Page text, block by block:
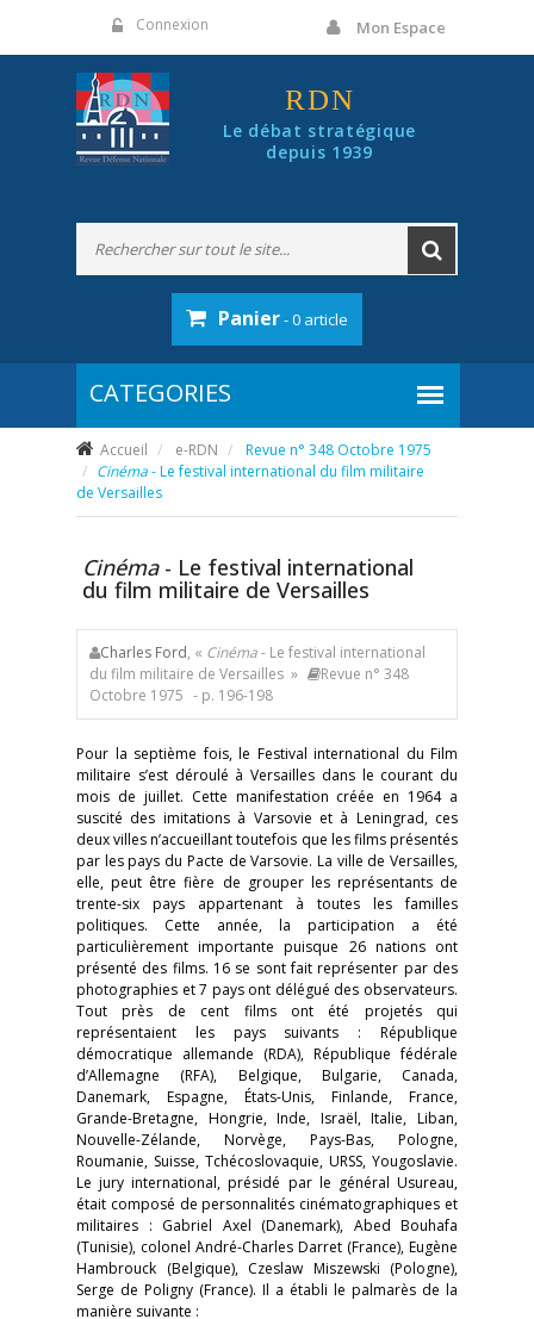
Connexion Mon Espace
RDN
Le débat stratégique
depuis 1939
Panier- 0 article
Accueil e-RDN
Revue n° 348 Octobre 1975
Cinéma- Le festival international du film militaire
de Versailles
Cinéma - Le festival international
du film militaire de Versailles
Charles Ford, « Cinéma- Le festival international
du film militaire de Versailles »
Revue n° 348
Octobre 1975 - p. 196-198
Pour la septième fois, le Festival international du Film
militaire s’est déroulé à Versailles dans le courant du
mois de juillet. Cette manifestation créée en 1964 a
suscité des imitations à Varsovie et à Leningrad, ces
deux villes n’accueillant toutefois que les films présentés
par les pays du Pacte de Varsovie. La ville de Versailles,
elle, peut être fière de grouper les représentants de
trente-six pays appartenant à toutes les familles
politiques. Cette année, la participation a été
particulièrement importante puisque 26 nations ont
présenté des films. 16 se sont fait représenter par des
photographies et 7 pays ont délégué des observateurs.
Tout près de cent films ont été projetés qui
représentaient les pays suivants : République
démocratique allemande (RDA), République fédérale
d’Allemagne (RFA), Belgique, Bulgarie, Canada,
Danemark, Espagne, États-Unis, Finlande, France,
Grande-Bretagne, Hongrie, Inde, Israël, Italie, Liban,
Nouvelle-Zélande, Norvège, Pays-Bas, Pologne,
Roumanie, Suisse, Tchécoslovaquie, URSS, Yougoslavie.
Le jury international, présidé par le général Usureau,
était composé de personnalités cinématographiques et
militaires : Gabriel Axel (Danemark), Abed Bouhafa
(Tunisie), colonel André-Charles Darret (France), Eugène
Hambrouck (Belgique), Czeslaw Miszewski (Pologne),
Serge de Poligny (France). Il a établi le palmarès de la
manière suivante :